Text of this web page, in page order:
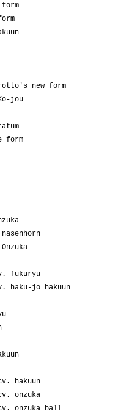
new form
jou
form
fukuryu
haku-jo hakuun
hakuun
onzuka
onzuka ball